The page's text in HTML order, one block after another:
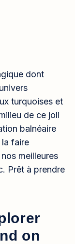
dont
turquoises et
de ce joli
balnéaire
faire
meilleures
Prêt à prendre
on